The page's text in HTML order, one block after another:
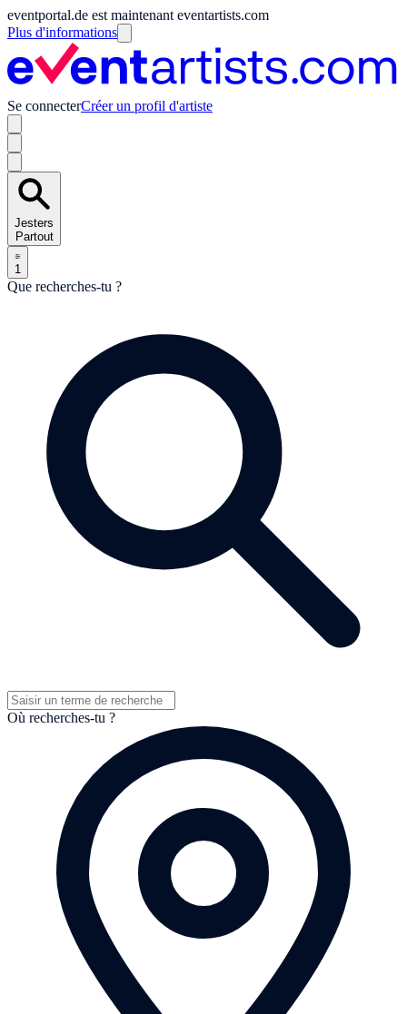
eventportal.de est maintenant eventartists.com
Plus d'informations
Se connecterCréer un profil d'artiste
Jesters
Partout
1
Que recherches-tu ?
Où recherches-tu ?